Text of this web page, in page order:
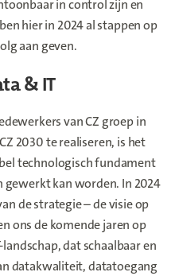
in control zijn en
hier in 2024 al stappen op
aan geven.
& IT
van CZ groep in
2030 te realiseren, is het
technologisch fundament
kan worden. In 2024
de strategie – de visie op
ons de komende jaren op
dat schaalbaar en
datakwaliteit, datatoegang